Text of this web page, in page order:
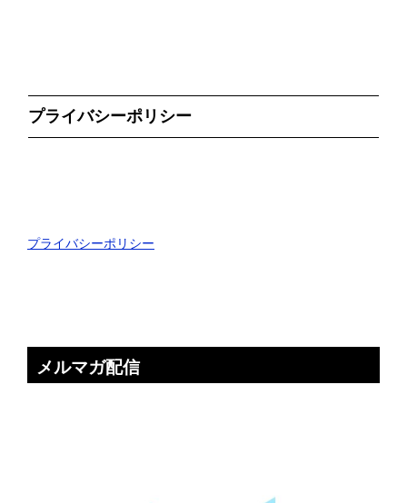
プライバシーポリシー
プライバシーポリシー
メルマガ配信